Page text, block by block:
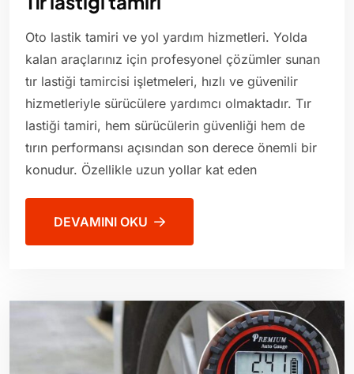
Oto lastik tamiri ve yol yardım hizmetleri. Yolda
kalan araçlarınız için profesyonel çözümler sunan
tır lastiği tamircisi işletmeleri, hızlı ve güvenilir
hizmetleriyle sürücülere yardımcı olmaktadır. Tır
lastiği tamiri, hem sürücülerin güvenliği hem de
tırın performansı açısından son derece önemli bir
konudur. Özellikle uzun yollar kat eden
DEVAMINI OKU